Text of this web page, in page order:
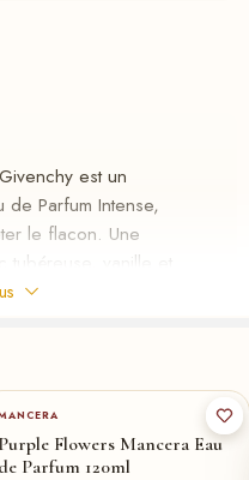
est un
de Parfum Intense,
le flacon. Une
vanille et
pour femme au
Purple Flowers Mancera Eau
de Parfum 120ml